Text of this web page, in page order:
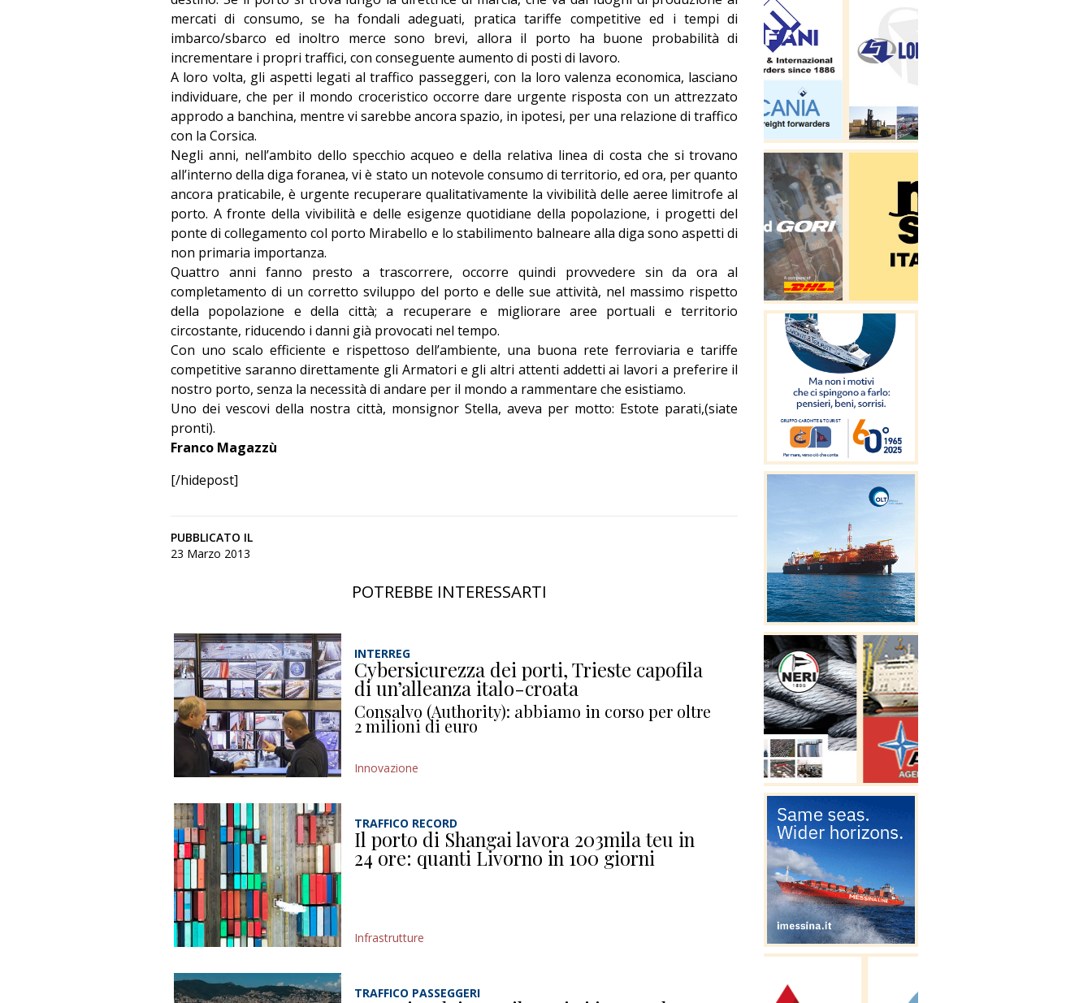
mercati di consumo, se ha fondali adeguati, pratica tariffe competitive ed i tempi di
imbarco/sbarco ed inoltro merce sono brevi, allora il porto ha buone probabilità di
incrementare i propri traffici, con conseguente aumento di posti di lavoro.
A loro volta, gli aspetti legati al traffico passeggeri, con la loro valenza economica, lasciano
individuare, che per il mondo croceristico occorre dare urgente risposta con un attrezzato
approdo a banchina, mentre vi sarebbe ancora spazio, in ipotesi, per una relazione di traffico
con la Corsica.
Negli anni, nell’ambito dello specchio acqueo e della relativa linea di costa che si trovano
all’interno della diga foranea, vi è stato un notevole consumo di territorio, ed ora, per quanto
ancora praticabile, è urgente recuperare qualitativamente la vivibilità delle aeree limitrofe al
porto. A fronte della vivibilità e delle esigenze quotidiane della popolazione, i progetti del
ponte di collegamento col porto Mirabello e lo stabilimento balneare alla diga sono aspetti di
non primaria importanza.
Quattro anni fanno presto a trascorrere, occorre quindi provvedere sin da ora al
completamento di un corretto sviluppo del porto e delle sue attività, nel massimo rispetto
della popolazione e della città; a recuperare e migliorare aree portuali e territorio
circostante, riducendo i danni già provocati nel tempo.
Con uno scalo efficiente e rispettoso dell’ambiente, una buona rete ferroviaria e tariffe
competitive saranno direttamente gli Armatori e gli altri attenti addetti ai lavori a preferire il
nostro porto, senza la necessità di andare per il mondo a rammentare che esistiamo.
Uno dei vescovi della nostra città, monsignor Stella, aveva per motto: Estote parati,(siate
pronti).
Franco Magazzù
[/hidepost]
PUBBLICATO IL
23 Marzo 2013
POTREBBE INTERESSARTI
INTERREG
Cybersicurezza dei porti, Trieste capofila
di un’alleanza italo-croata
Consalvo (Authority): abbiamo in corso per oltre
2 milioni di euro
Innovazione
TRAFFICO RECORD
Il porto di Shangai lavora 203mila teu in
24 ore: quanti Livorno in 100 giorni
Infrastrutture
TRAFFICO PASSEGGERI